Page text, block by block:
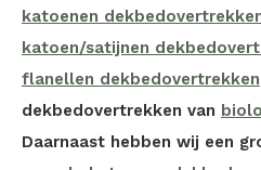
katoenen
katoen/satijnen
flanellen dekbedovertrekken
dekbedovertrekken van
Daarnaast hebben wij een